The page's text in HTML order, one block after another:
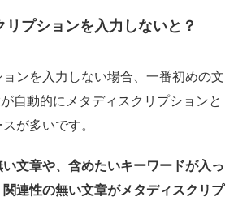
リプションを入力しないと？
ョンを入力しない場合、一番初めの文
自動的にメタディスクリプションと
が多いです。
文章や、含めたいキーワードが入っ
連性の無い文章がメタディスクリプ